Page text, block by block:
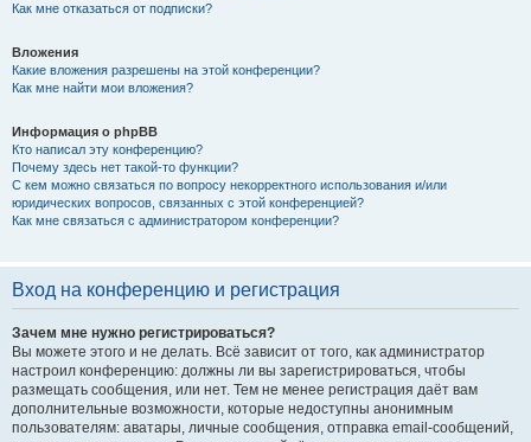
Как мне отказаться от подписки?
Вложения
Какие вложения разрешены на этой конференции?
Как мне найти мои вложения?
Информация о phpBB
Кто написал эту конференцию?
Почему здесь нет такой-то функции?
С кем можно связаться по вопросу некорректного использования и/или
юридических вопросов, связанных с этой конференцией?
Как мне связаться с администратором конференции?
Вход на конференцию и регистрация
Зачем мне нужно регистрироваться?
Вы можете этого и не делать. Всё зависит от того, как администратор
настроил конференцию: должны ли вы зарегистрироваться, чтобы
размещать сообщения, или нет. Тем не менее регистрация даёт вам
дополнительные возможности, которые недоступны анонимным
пользователям: аватары, личные сообщения, отправка email-сообщений,